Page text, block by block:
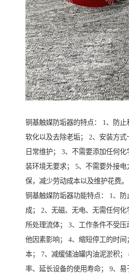
铜基触媒防垢器的特点： 1、防止
软化以及去除老垢； 2、安装方
日常维护； 3、不需要添加任何
装环境无要求； 5、不需要外接
保，减少劳动成本以及维护花费。
铜基触媒防垢器功能特点： 1、
成； 2、无磁、无电、无需任何
所处理流体； 3、工作条件不受
他因素影响； 4、缩短停工的时
本； 7、减缓储油罐内油泥淤积
率、延长设备的使用寿命； 9、